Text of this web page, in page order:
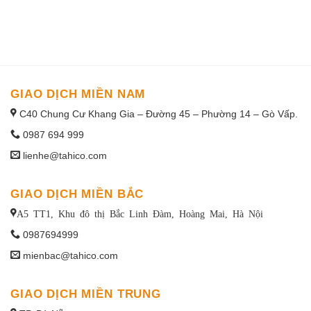
GIAO DỊCH MIỀN NAM
C40 Chung Cư Khang Gia – Đường 45 – Phường 14 – Gò Vấp.
0987 694 999
lienhe@tahico.com
GIAO DỊCH MIỀN BẮC
A5 TT1, Khu đô thị Bắc Linh Đàm, Hoàng Mai, Hà Nội
0987694999
mienbac@tahico.com
GIAO DỊCH MIỀN TRUNG